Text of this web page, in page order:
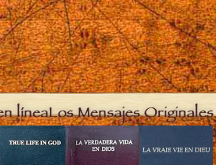
líneaLos Mensajes Originales